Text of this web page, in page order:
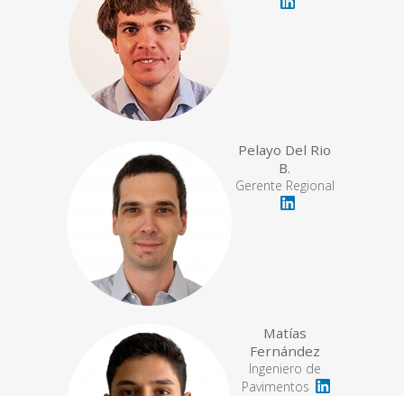
Pelayo Del Rio
B.
Gerente Regional
Matías
Fernández
Ingeniero de
Pavimentos